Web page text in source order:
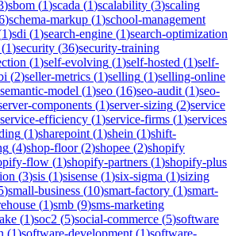
)sbom (1)scada (1)scalability (3)scaling
)schema-markup (1)school-management
1)sdi (1)search-engine (1)search-optimization
(1)security (36)security-training
(1)self-evolving (1)self-hosted (1)self-
(2)seller-metrics (1)selling (1)selling-online
semantic-model (1)seo (16)seo-audit (1)seo-
components (1)server-sizing (2)service
service-efficiency (1)service-firms (1)services
(1)sharepoint (1)shein (1)shift-
(4)shop-floor(2)shopee (2)shopify
flow (1)shopify-partners (1)shopify-plus
(3)sis (1)sisense (1)six-sigma (1)sizing
)small-business (10)smart-factory (1)smart-
(1)smb (9)sms-marketing
(1)soc2 (5)social-commerce (5)software
(1)software-development (1)software-